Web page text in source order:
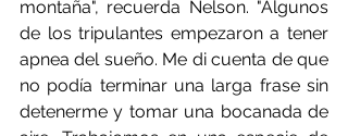
montaña", recuerda Nelson. "Algunos
de los tripulantes empezaron a tener
apnea del sueño. Me di cuenta de que
no podía terminar una larga frase sin
detenerme y tomar una bocanada de